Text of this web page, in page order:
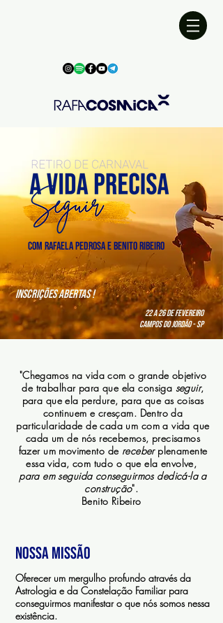
com Rafaela Pedrosa e Benito ribeiro
INSCRIÇÕES ABERTAS !
22 a 26 de fevereiro
Campos do Jordão - SP
"Chegamos na vida com o grande objetivo
de trabalhar para que ela consiga seguir,
para que ela perdure, para que as coisas
continuem e cresçam. Dentro da
particularidade de cada um com a vida que
cada um de nós recebemos, precisamos
fazer um movimento de receberplenamente
essa vida, com tudo o que ela envolve,
para em seguida conseguirmos dedicá-la a
construção".
Benito Ribeiro
Nossa missão
Oferecer um mergulho profundo através da
Astrologia e da Constelação Familiar para
conseguirmos manifestar o que nós somos nessa
existência.